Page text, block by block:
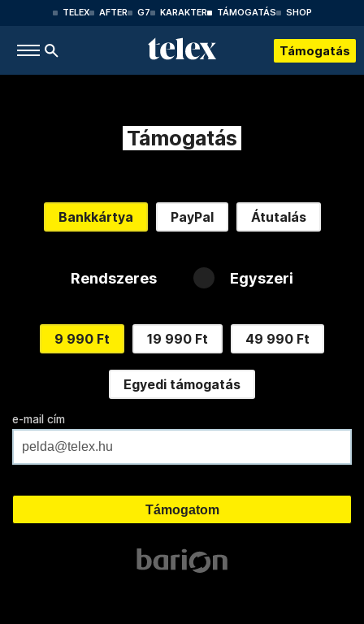
TELEX AFTER G7 KARAKTER TÁMOGATÁS SHOP
Támogatás
Támogatás
Bankkártya PayPal Átutalás
Rendszeres Egyszeri
9 990 Ft 19 990 Ft 49 990 Ft
Egyedi támogatás
e-mail cím